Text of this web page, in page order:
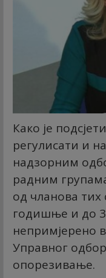
Како је
регулисати и
надзорним
радним
од чланова тих
годишње и до
непримјерено
Управног
опорезивање.